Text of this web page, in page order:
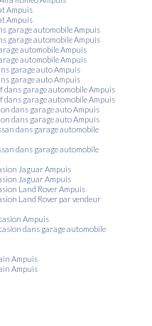
Ampuis
Ampuis
garage automobile Ampuis
garage automobile Ampuis
automobile Ampuis
automobile Ampuis
garage auto Ampuis
garage auto Ampuis
dans garage automobile Ampuis
dans garage automobile Ampuis
dans garage auto Ampuis
dans garage auto Ampuis
dans garage automobile
dans garage automobile
Jaguar Ampuis
Jaguar Ampuis
Land Rover Ampuis
Land Rover par vendeur
Ampuis
dans garage automobile
Ampuis
Ampuis